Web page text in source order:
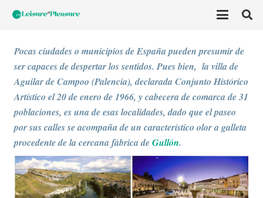
Pocas ciudades o municipios de España pueden presumir de
ser capaces de despertar los sentidos. Pues bien, la villa de
Aguilar de Campoo (Palencia), declarada Conjunto Histórico
Artístico el 20 de enero de 1966, y cabecera de comarca de 31
poblaciones, es una de esas localidades, dado que el paseo
por sus calles se acompaña de un característico olor a galleta
procedente de la cercana fábrica deGullón.